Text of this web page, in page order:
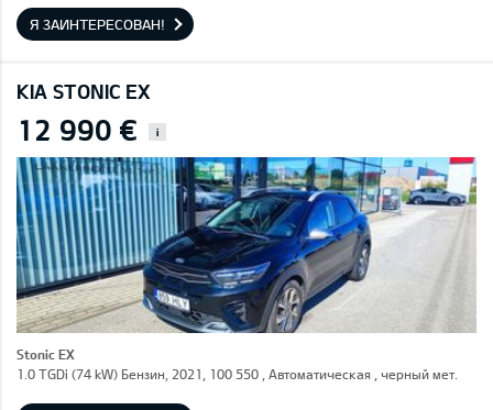
Я ЗАИНТЕРЕСОВАН!
KIA STONIC EX
12 990 € i
Stonic EX
1.0 TGDi (74 kW) Бензин, 2021, 100 550 , Автоматическая , черный мет.